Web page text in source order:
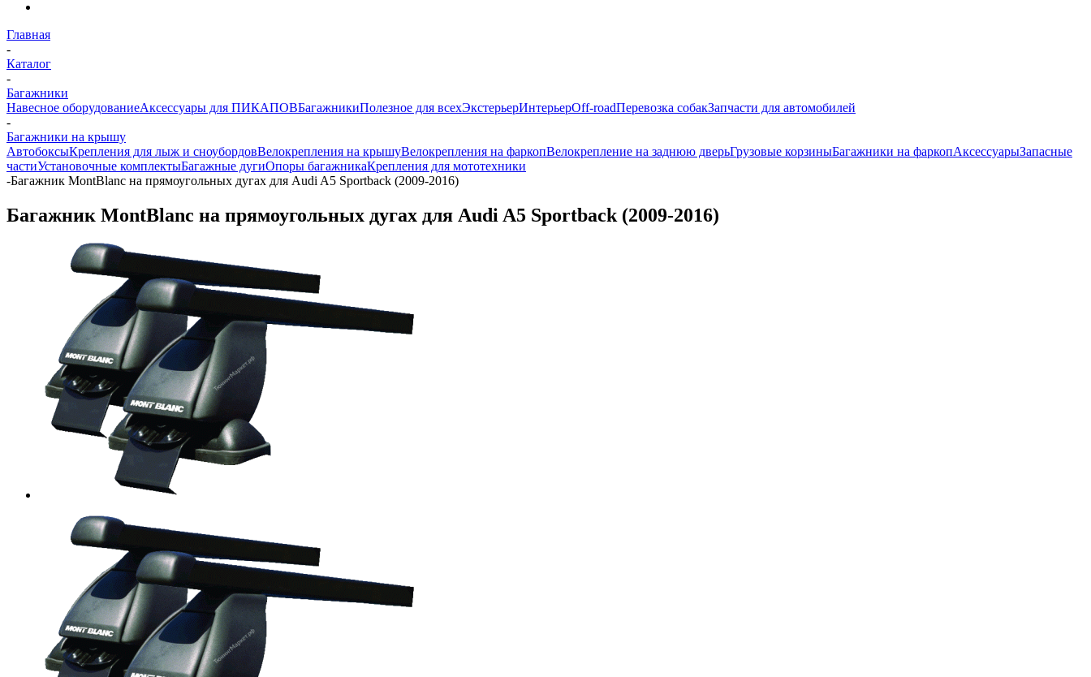
Главная
-
Каталог
-
Багажники
Навесное оборудованиеАксессуары для ПИКАПОВБагажникиПолезное для всехЭкстерьерИнтерьерOff-roadПеревозка собакЗапчасти для автомобилей
-
Багажники на крышу
АвтобоксыКрепления для лыж и сноубордовВелокрепления на крышуВелокрепления на фаркопВелокрепление на заднюю дверьГрузовые корзиныБагажники на фаркопАксессуарыЗапасные
частиУстановочные комплектыБагажные дугиОпоры багажникаКрепления для мототехники
-Багажник MontBlanc на прямоугольных дугах для Audi A5 Sportback (2009-2016)
Багажник MontBlanc на прямоугольных дугах для Audi A5 Sportback (2009-2016)